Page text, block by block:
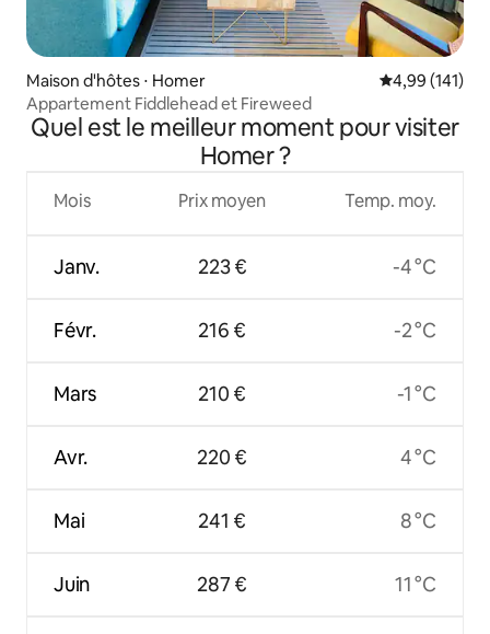
Maison d'hôtes ⋅ Homer Évaluation
4,99 (141)
Appartement Fiddlehead et Fireweed
Quel est le meilleur moment pour visiter
Homer ?
Mois
Janv.
Févr.
Mars
Avr.
Mai
Juin
Prix moyen
223 €
216 €
210 €
220 €
241 €
287 €
Temp. moy.
-4 °C
-2 °C
-1 °C
4 °C
8 °C
11 °C